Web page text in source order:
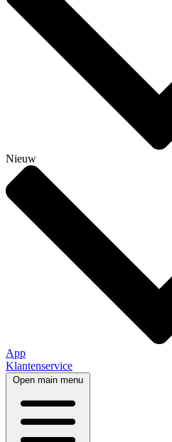
Nieuw
App
Klantenservice
Open main menu